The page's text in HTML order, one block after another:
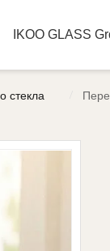
IKOO GLASS
стекла